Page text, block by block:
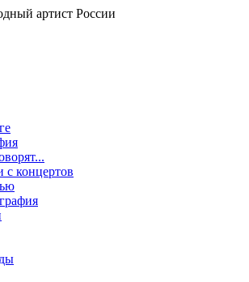
артист России
с концертов